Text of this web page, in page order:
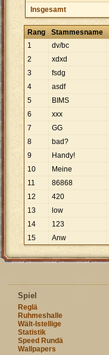
Insgesamt
Rang Stammesname
1
dv/bc
2
xdxd
3
fsdg
4
asdf
5
BIMS
6
xxx
7
GG
8
bad?
9
Handy!
10
Meine
11
86868
12
420
13
low
14
123
15
Anw
Spiel
Reglä
Ruhmeshalle
Wält-Istellige
Statistik
Speed Rundä
Wallpapers